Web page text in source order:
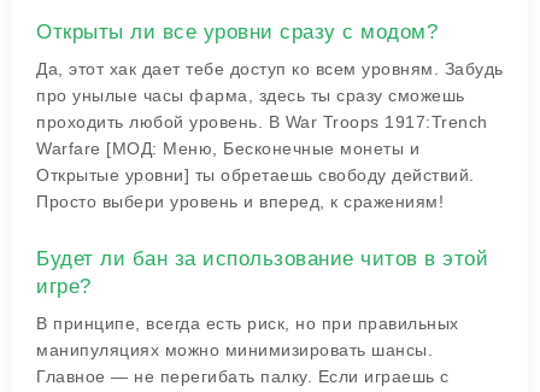
Открыты ли все уровни сразу с модом?
Да, этот хак дает тебе доступ ко всем уровням. Забудь
про унылые часы фарма, здесь ты сразу сможешь
проходить любой уровень. В War Troops 1917:Trench
Warfare [МОД: Меню, Бесконечные монеты и
Открытые уровни] ты обретаешь свободу действий.
Просто выбери уровень и вперед, к сражениям!
Будет ли бан за использование читов в этой
игре?
В принципе, всегда есть риск, но при правильных
манипуляциях можно минимизировать шансы.
Главное — не перегибать палку. Если играешь с